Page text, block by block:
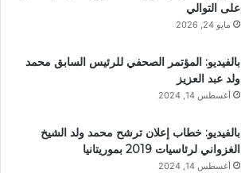
على التوالي
مايو 24, 2026
بالفيديو: المؤتمر الصحفي للرئيس السابق محمد
ولد عبد العزيز
أغسطس 14, 2024
بالفيديو: خطاب إعلان ترشح محمد ولد الشيخ
الغزواني لرئاسيات 2019 بموريتانيا
أغسطس 14, 2024